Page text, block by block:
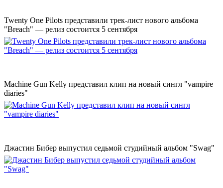
Twenty One Pilots представили трек-лист нового альбома
"Breach" — релиз состоится 5 сентября
Machine Gun Kelly представил клип на новый сингл "vampire
diaries"
Джастин Бибер выпустил седьмой студийный альбом "Swag"